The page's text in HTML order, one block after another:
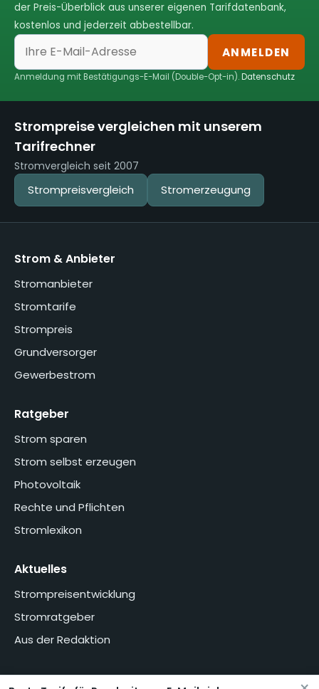
der Preis-Überblick aus unserer eigenen Tarifdatenbank,
kostenlos und jederzeit abbestellbar.
ANMELDEN
Anmeldung mit Bestätigungs-E-Mail (Double-Opt-in).Datenschutz
Strompreise vergleichen mit unserem
Tarifrechner
Stromvergleich seit 2007
Strompreisvergleich Stromerzeugung
Strom & Anbieter
Stromanbieter
Stromtarife
Strompreis
Grundversorger
Gewerbestrom
Ratgeber
Strom sparen
Strom selbst erzeugen
Photovoltaik
Rechte und Pflichten
Stromlexikon
Aktuelles
Strompreisentwicklung
Stromratgeber
Aus der Redaktion